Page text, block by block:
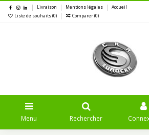
Livraison Mentions légales
Accueil
Liste de souhaits (0) Comparer (0)
Menu Rechercher